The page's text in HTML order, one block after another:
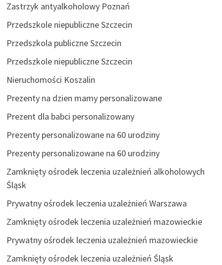
Zastrzyk antyalkoholowy Poznań
Przedszkole niepubliczne Szczecin
Przedszkola publiczne Szczecin
Przedszkole niepubliczne Szczecin
Nieruchomości Koszalin
Prezenty na dzien mamy personalizowane
Prezent dla babci personalizowany
Prezenty personalizowane na 60 urodziny
Prezenty personalizowane na 60 urodziny
Zamknięty ośrodek leczenia uzależnień alkoholowych
Śląsk
Prywatny ośrodek leczenia uzależnień Warszawa
Zamknięty ośrodek leczenia uzależnień mazowieckie
Prywatny ośrodek leczenia uzależnień mazowieckie
Zamknięty ośrodek leczenia uzależnień Śląsk